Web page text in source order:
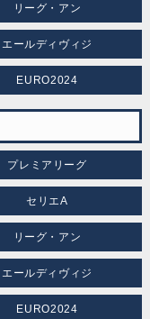
リーグ・アン
エールディヴィジ
EURO2024
プレミアリーグ
セリエA
リーグ・アン
エールディヴィジ
EURO2024